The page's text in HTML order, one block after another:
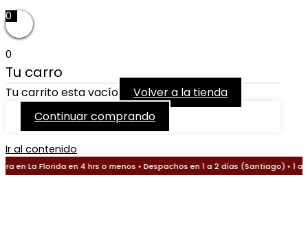
0
0
Tu carro
Tu carrito esta vacío
Volver a la tienda
Continuar comprando
Ir al contenido
en La Florida en 4 hrs o menos • Despachos en 1 a 2 días (Santiago) • 1 a